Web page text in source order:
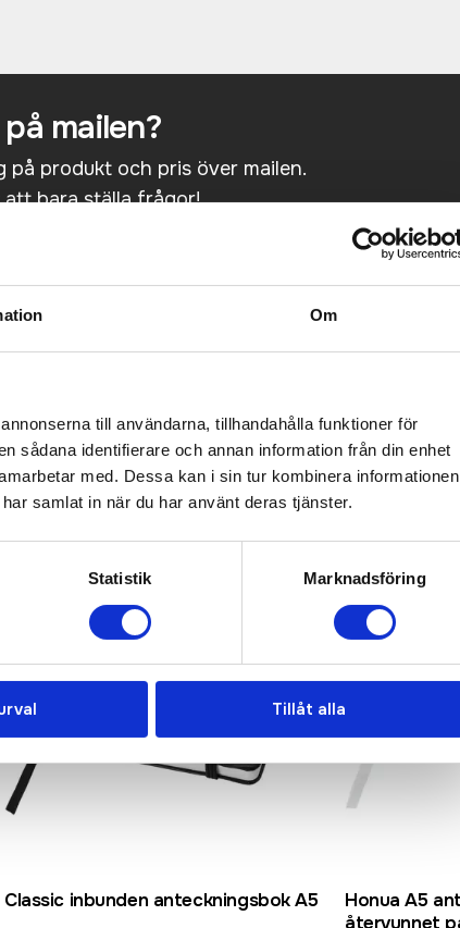
Om
till användarna, tillhandahålla funktioner för
sådana identifierare och annan information från din enhet
med. Dessa kan i sin tur kombinera informationen
samlat in när du har använt deras tjänster.
Statistik Marknadsföring
Tillåt alla
mailen?
produkt och pris över mailen.
bara ställa frågor!
Bästsäljare
Classic inbunden anteckningsbok A5
Honua A5